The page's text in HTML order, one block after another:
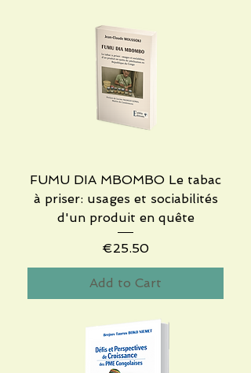
FUMU DIA MBOMBO Le tabac
à priser: usages et sociabilités
d'un produit en quête
Price
€25.50
Add to Cart